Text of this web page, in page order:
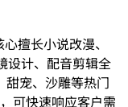
擅长小说改漫、
设计、配音剪辑全
甜宠、沙雕等热门
可快速响应客户需